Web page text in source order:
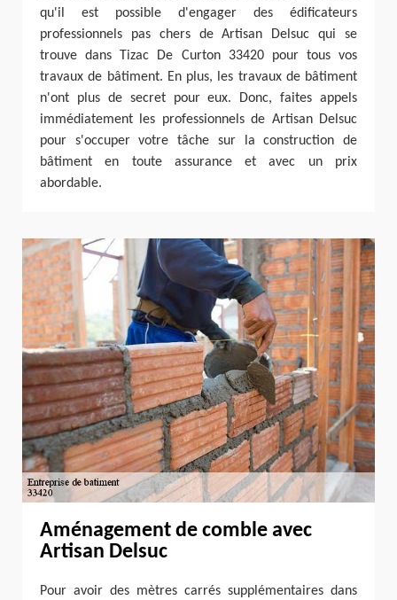
qu'il est possible d'engager des édificateurs
professionnels pas chers de Artisan Delsuc qui se
trouve dans Tizac De Curton 33420 pour tous vos
travaux de bâtiment. En plus, les travaux de bâtiment
n'ont plus de secret pour eux. Donc, faites appels
immédiatement les professionnels de Artisan Delsuc
pour s'occuper votre tâche sur la construction de
bâtiment en toute assurance et avec un prix
abordable.
Aménagement de comble avec
Artisan Delsuc
Pour avoir des mètres carrés supplémentaires dans